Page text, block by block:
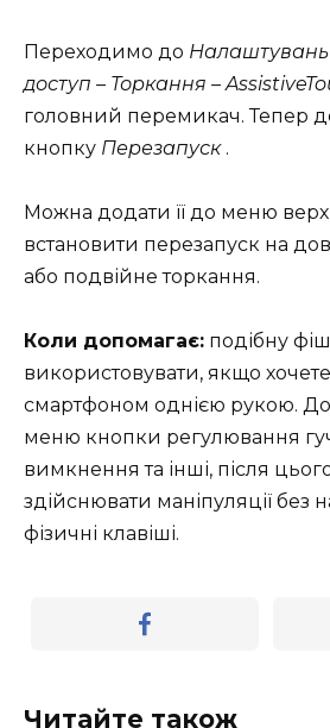
Переходимо до Налаштувань
доступ – Торкання –
головний перемикач. Тепер
кнопку Перезапуск.
Можна додати її до меню
встановити перезапуск на
або подвійне торкання.
Коли допомагає: подібну
використовувати, якщо
смартфоном однією рукою.
меню кнопки регулювання
вимкнення та інші, після
здійснювати маніпуляції без
фізичні клавіші.
Читайте також